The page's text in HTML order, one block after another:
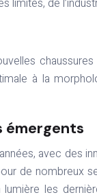
limites, de
à la
émergents
avec des
de nombreux
les